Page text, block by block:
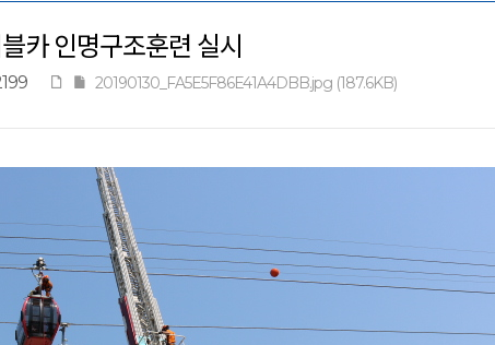
카 인명구조훈련 실시
20190130_FA5E5F86E41A4DBB.jpg (187.6KB)